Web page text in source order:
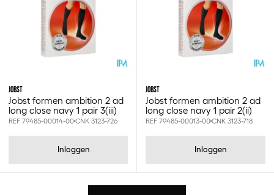
JOBST
Jobst formen ambition 2 ad
long close navy 1 pair 3(iii)
REF 79485-00014-00CNK 3123-726
Inloggen
JOBST
Jobst formen ambition 2 ad
long close navy 1 pair 2(ii)
REF 79485-00013-00CNK 3123-718
Inloggen